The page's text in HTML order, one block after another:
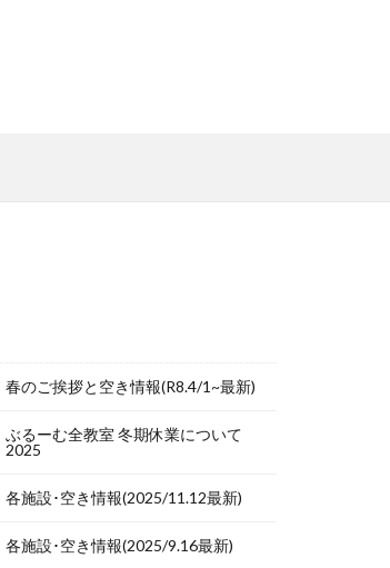
春のご挨拶と空き情報(R8.4/1~最新)
ぶるーむ全教室 冬期休業について
2025
各施設･空き情報(2025/11.12最新)
各施設･空き情報(2025/9.16最新)